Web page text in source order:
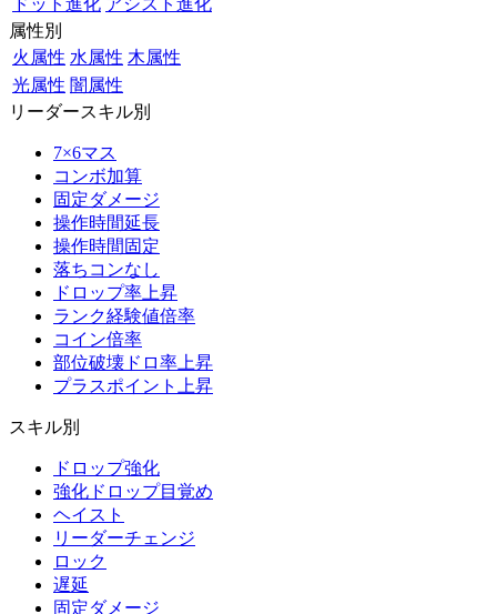
ドット進化 アシスト進化
属性別
火属性 水属性 木属性
光属性 闇属性
リーダースキル別
7×6マス
コンボ加算
固定ダメージ
操作時間延長
操作時間固定
落ちコンなし
ドロップ率上昇
ランク経験値倍率
コイン倍率
部位破壊ドロ率上昇
プラスポイント上昇
スキル別
ドロップ強化
強化ドロップ目覚め
ヘイスト
リーダーチェンジ
ロック
遅延
固定ダメージ